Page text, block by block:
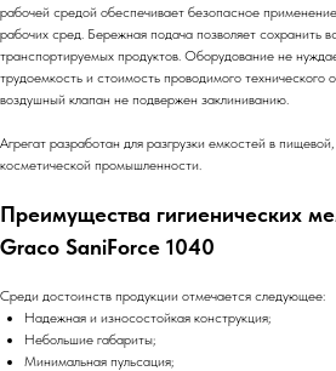
рабочей средой обеспечивает безопасное
рабочих сред. Бережная подача позволяет сохранить
транспортируемых продуктов. Оборудование не
трудоемкость и стоимость проводимого технического
воздушный клапан не подвержен заклиниванию.
Агрегат разработан для разгрузки емкостей в
косметической промышленности.
Преимущества гигиенических
Graco SaniForce 1040
Среди достоинств продукции отмечается следующее:
Надежная и износостойкая конструкция;
Небольшие габариты;
Минимальная пульсация;